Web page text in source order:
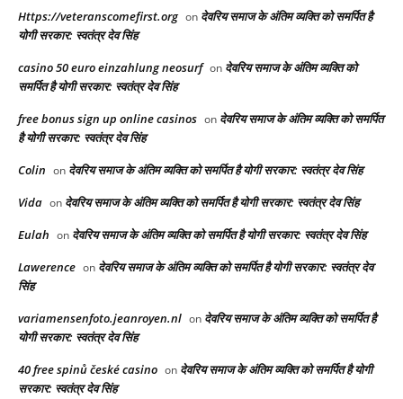
Https://veteranscomefirst.org on देवरिय समाज के अंतिम व्यक्ति को समर्पित है
योगी सरकार: स्वतंत्र देव सिंह
casino 50 euro einzahlung neosurf on देवरिय समाज के अंतिम व्यक्ति को
समर्पित है योगी सरकार: स्वतंत्र देव सिंह
free bonus sign up online casinos on देवरिय समाज के अंतिम व्यक्ति को समर्पित
है योगी सरकार: स्वतंत्र देव सिंह
Colin on देवरिय समाज के अंतिम व्यक्ति को समर्पित है योगी सरकार: स्वतंत्र देव सिंह
Vida on देवरिय समाज के अंतिम व्यक्ति को समर्पित है योगी सरकार: स्वतंत्र देव सिंह
Eulah on देवरिय समाज के अंतिम व्यक्ति को समर्पित है योगी सरकार: स्वतंत्र देव सिंह
Lawerence on देवरिय समाज के अंतिम व्यक्ति को समर्पित है योगी सरकार: स्वतंत्र देव
सिंह
variamensenfoto.jeanroyen.nl on देवरिय समाज के अंतिम व्यक्ति को समर्पित है
योगी सरकार: स्वतंत्र देव सिंह
40 free spinů české casino on देवरिय समाज के अंतिम व्यक्ति को समर्पित है योगी
सरकार: स्वतंत्र देव सिंह